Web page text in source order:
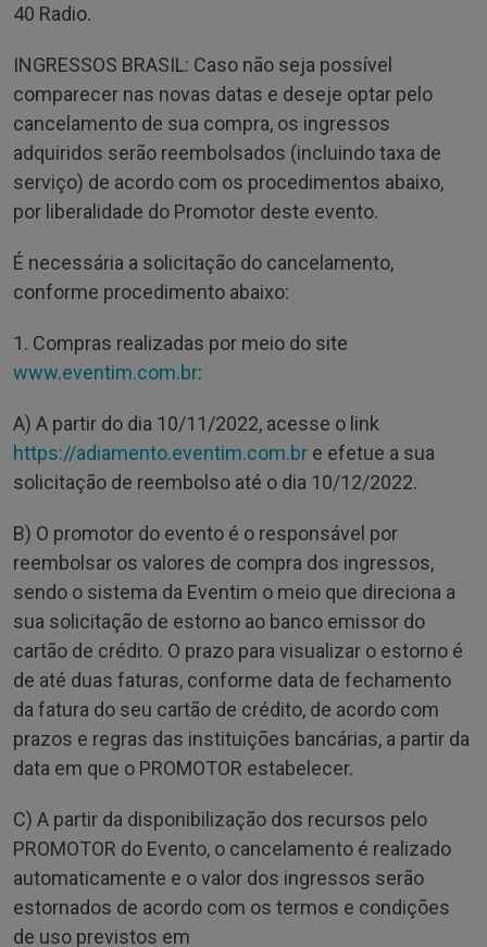
40 Radio.
INGRESSOS BRASIL: Caso não seja possível
comparecer nas novas datas e deseje optar pelo
cancelamento de sua compra, os ingressos
adquiridos serão reembolsados (incluindo taxa de
serviço) de acordo com os procedimentos abaixo,
por liberalidade do Promotor deste evento.
É necessária a solicitação do cancelamento,
conforme procedimento abaixo:
1. Compras realizadas por meio do site
www.eventim.com.br:
A) A partir do dia 10/11/2022, acesse o link
https://adiamento.eventim.com.br e efetue a sua
solicitação de reembolso até o dia 10/12/2022.
B) O promotor do evento é o responsável por
reembolsar os valores de compra dos ingressos,
sendo o sistema da Eventim o meio que direciona a
sua solicitação de estorno ao banco emissor do
cartão de crédito. O prazo para visualizar o estorno é
de até duas faturas, conforme data de fechamento
da fatura do seu cartão de crédito, de acordo com
prazos e regras das instituições bancárias, a partir da
data em que o PROMOTOR estabelecer.
C) A partir da disponibilização dos recursos pelo
PROMOTOR do Evento, o cancelamento é realizado
automaticamente e o valor dos ingressos serão
estornados de acordo com os termos e condições
de uso previstos em